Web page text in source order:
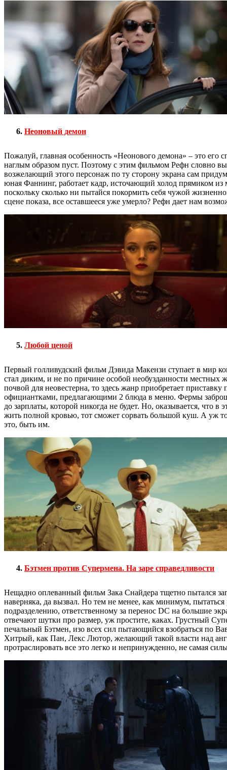
Неоновый демон
Пожалуй, главная особенность «Неонового демона» – это его
наглым образом пуст. Поэтому с этим фильмом Рефн словно
возжелающий этого персонаж по ту сторону экрана сам
юная Фаннинг, работает кадр, источающий холод прямиком
поскольку сколько ни пытайся покормить себя чужой
сцене показа, все оставшееся уже умерло? Рефн дает нам
Любой ценой
Первый голливудский фильм Дэвида Макензи ступает в мир
стал диким, и не по причине особой необузданности местных
почвой для неовестерна, то здесь жанр приобретает
официантками, предлагающими 2 блюда в меню. Фермы
до зарплаты, которой никогда не будет. Но, оказывается, что
жить полной кровью, тот сможет сорвать большой куш. А уж
это, быть им.
Бэтмен против Супермена. На заре справедливости
Нещадно оплеванный фильм Зака Снайдера тщетно пытался
наверняка, да вызвал. Но тем не менее, как минимум,
подразделению, ответственному за перенос DC на большие
отвечают шутки про размер, уж простите, каках. Грустный
печальный Бэтмен, изо всех сил пытающийся взобраться по
Хитрый, как Пан, Лекс Лютор, желающий такой власти над
протраслировать все это легко и непринужденно, не самая